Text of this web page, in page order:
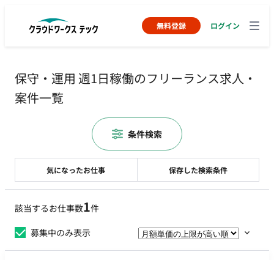
無料登録 ログイン
保守・運用 週1日稼働のフリーランス求人・
案件一覧
該当するお仕事数1件
募集中のみ表示
気になったお仕事 保存した検索条件
条件検索